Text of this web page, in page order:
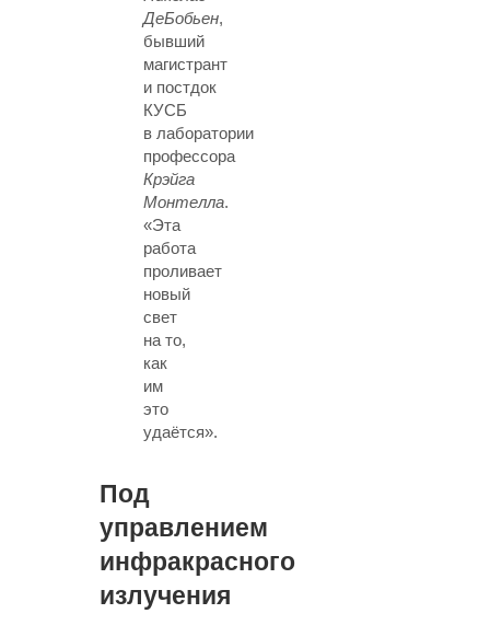
ДеБобьен,
бывший
магистрант
и постдок
КУСБ
в лаборатории
профессора
Крэйга
Монтелла.
«Эта
работа
проливает
новый
свет
на то,
как
им
это
удаётся».
Под
управлением
инфракрасного
излучения